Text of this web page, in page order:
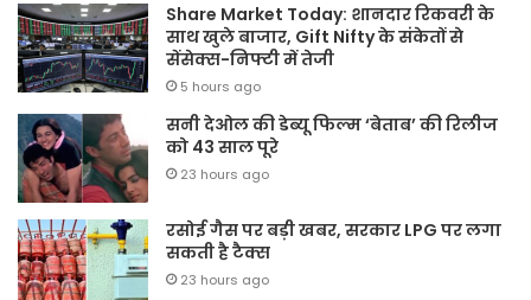
Share Market Today: शानदार रिकवरी के
साथ खुले बाजार, Gift Nifty के संकेतों से
सेंसेक्स-निफ्टी में तेजी
5 hours ago
सनी देओल की डेब्यू फिल्म ‘बेताब’ की रिलीज
को 43 साल पूरे
23 hours ago
रसोई गैस पर बड़ी खबर, सरकार LPG पर लगा
सकती है टैक्स
23 hours ago